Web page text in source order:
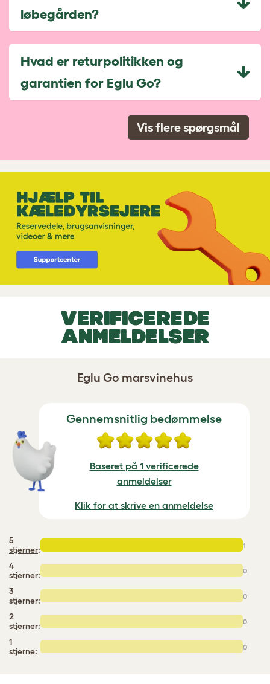
løbegården?
Hvad er returpolitikken og
garantien for Eglu Go?
Vis flere spørgsmål
VERIFICEREDE
ANMELDELSER
Eglu Go marsvinehus
Gennemsnitlig bedømmelse
Baseret på 1 verificerede
anmeldelser
Klik for at skrive en anmeldelse
5
stjerner: 1
4
stjerner:
0
3
stjerner:
0
2
stjerner:
0
1
stjerne:
0